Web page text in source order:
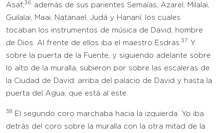
Asaf;36
además de sus parientes Semaías, Azarel, Milalai,
Guilalai, Maai, Natanael, Judá y Hananí, los cuales
tocaban los instrumentos de música de David, hombre
de Dios. Al frente de ellos iba el maestro Esdras. 37
Y
sobre la puerta de la Fuente, y siguiendo adelante sobre
lo alto de la muralla, subieron por sobre las escaleras de
la Ciudad de David, arriba del palacio de David y hasta la
puerta del Agua, que está al este.
38
El segundo coro marchaba hacia la izquierda. Yo iba
detrás del coro sobre la muralla con la otra mitad de la